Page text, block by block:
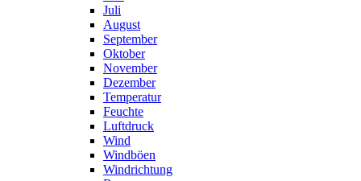
Juli
August
September
Oktober
November
Dezember
Temperatur
Feuchte
Luftdruck
Wind
Windböen
Windrichtung